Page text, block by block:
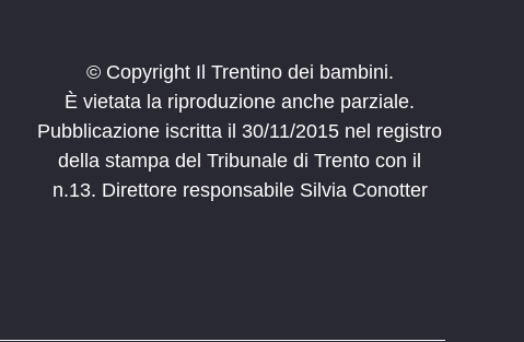
© Copyright Il Trentino dei bambini.
È vietata la riproduzione anche parziale.
Pubblicazione iscritta il 30/11/2015 nel registro
della stampa del Tribunale di Trento con il
n.13. Direttore responsabile Silvia Conotter